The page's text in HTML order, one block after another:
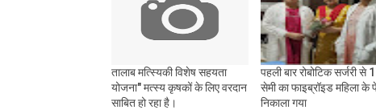
तालाब मत्स्यिकी विशेष सहयता
योजना" मत्स्य कृषकों के लिए वरदान
साबित हो रहा है।
पहली बार रोबोटिक सर्जरी से
सेमी का फाइब्रॉइड महिला के
निकाला गया